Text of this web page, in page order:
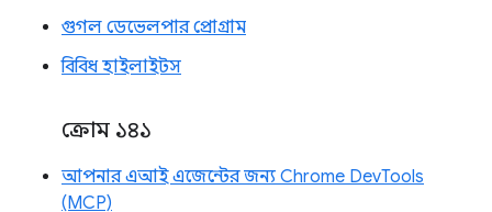
গুগল ডেভেলপার প্রোগ্রাম
বিবিধ হাইলাইটস
ক্রোম ১৪১
আপনার এআই এজেন্টের জন্য Chrome DevTools
(MCP)